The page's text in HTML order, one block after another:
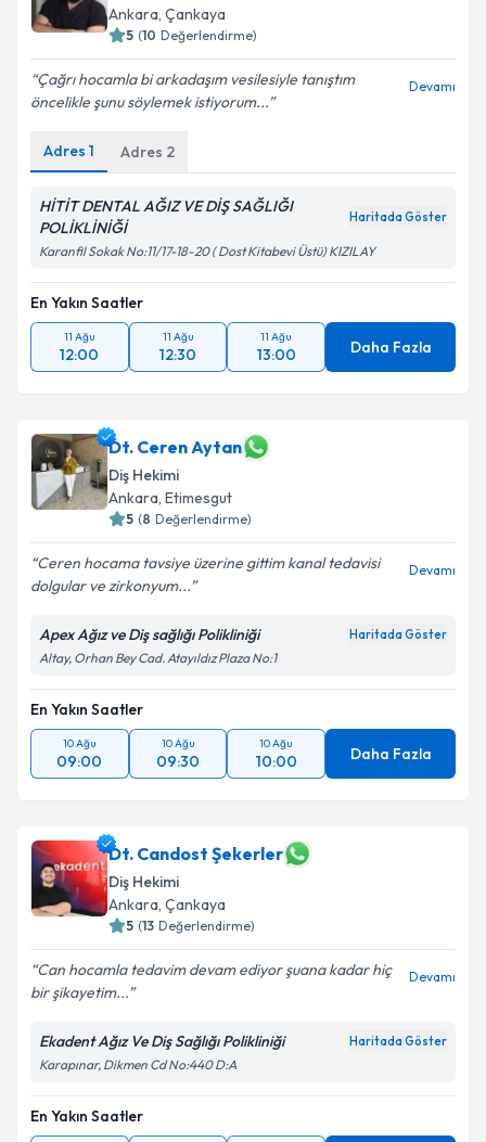
Ankara, Çankaya
5 (10 Değerlendirme)
Çağrı hocamla bi arkadaşım vesilesiyle tanıştım
öncelikle şunu söylemek istiyorum...
Devamı
Adres 1 Adres 2
HİTİT DENTAL AĞIZ VE DİŞ SAĞLIĞI
POLİKLİNİĞİ
Haritada Göster
Karanfil Sokak No:11/17-18-20 ( Dost Kitabevi Üstü) KIZILAY
En Yakın Saatler
11 Ağu
12:00
11 Ağu
12:30
11 Ağu
13:00 Daha Fazla
Dt. Ceren Aytan
Diş Hekimi
Ankara, Etimesgut
5 (8 Değerlendirme)
Ceren hocama tavsiye üzerine gittim kanal tedavisi
dolgular ve zirkonyum...
Devamı
Apex Ağız ve Diş sağlığı Polikliniği Haritada Göster
Altay, Orhan Bey Cad. Atayıldız Plaza No:1
En Yakın Saatler
10 Ağu
09:00
10 Ağu
09:30
10 Ağu
10:00 Daha Fazla
Dt. Candost Şekerler
Diş Hekimi
Ankara, Çankaya
5 (13 Değerlendirme)
Can hocamla tedavim devam ediyor şuana kadar hiç
bir şikayetim...
Devamı
Ekadent Ağız Ve Diş Sağlığı Polikliniği Haritada Göster
Karapınar, Dikmen Cd No:440 D:A
En Yakın Saatler